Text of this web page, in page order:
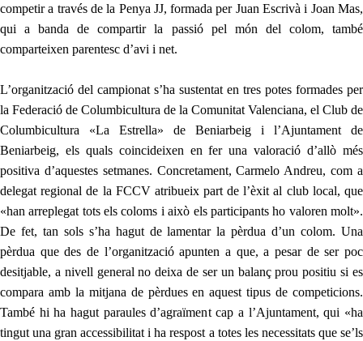
competir a través de la Penya JJ, formada per Juan Escrivà i Joan Mas,
qui a banda de compartir la passió pel món del colom, també
comparteixen parentesc d’avi i net.
L’organització del campionat s’ha sustentat en tres potes formades per
la Federació de Columbicultura de la Comunitat Valenciana, el Club de
Columbicultura «La Estrella» de Beniarbeig i l’Ajuntament de
Beniarbeig, els quals coincideixen en fer una valoració d’allò més
positiva d’aquestes setmanes. Concretament, Carmelo Andreu, com a
delegat regional de la FCCV atribueix part de l’èxit al club local, que
«han arreplegat tots els coloms i això els participants ho valoren molt».
De fet, tan sols s’ha hagut de lamentar la pèrdua d’un colom. Una
pèrdua que des de l’organització apunten a que, a pesar de ser poc
desitjable, a nivell general no deixa de ser un balanç prou positiu si es
compara amb la mitjana de pèrdues en aquest tipus de competicions.
També hi ha hagut paraules d’agraïment cap a l’Ajuntament, qui «ha
tingut una gran accessibilitat i ha respost a totes les necessitats que se’ls